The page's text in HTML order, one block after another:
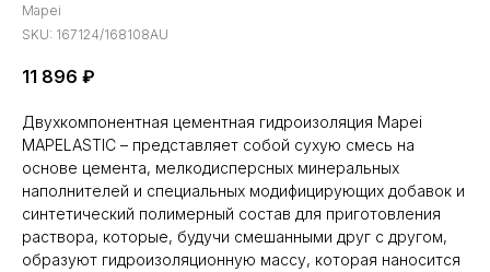
Mapei
SKU: 167124/168108AU
11 896 ₽
Двухкомпонентная цементная гидроизоляция Mapei
MAPELASTIC – представляет собой сухую смесь на
основе цемента, мелкодисперсных минеральных
наполнителей и специальных модифицирующих добавок и
синтетический полимерный состав для приготовления
раствора, которые, будучи смешанными друг с другом,
образуют гидроизоляционную массу, которая наносится